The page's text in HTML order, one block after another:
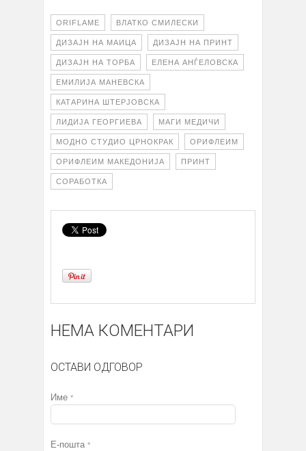
ORIFLAME ВЛАТКО СМИЛЕСКИ
ДИЗАЈН НА МАИЦА ДИЗАЈН НА ПРИНТ
ДИЗАЈН НА ТОРБА ЕЛЕНА АНЃЕЛОВСКА
ЕМИЛИЈА МАНЕВСКА
КАТАРИНА ШТЕРЈОВСКА
ЛИДИЈА ГЕОРГИЕВА МАГИ МЕДИЧИ
МОДНО СТУДИО ЦРНОКРАК ОРИФЛЕИМ
ОРИФЛЕИМ МАКЕДОНИЈА ПРИНТ
СОРАБОТКА
НЕМА КОМЕНТАРИ
ОСТАВИ ОДГОВОР
Име *
Е-пошта *